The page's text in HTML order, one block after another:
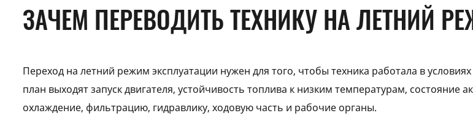
ЗАЧЕМ ПЕРЕВОДИТЬ ТЕХНИКУ НА ЛЕТНИЙ
Переход на летний режим эксплуатации нужен для того, чтобы техника работала в
план выходят запуск двигателя, устойчивость топлива к низким температурам,
охлаждение, фильтрацию, гидравлику, ходовую часть и рабочие органы.